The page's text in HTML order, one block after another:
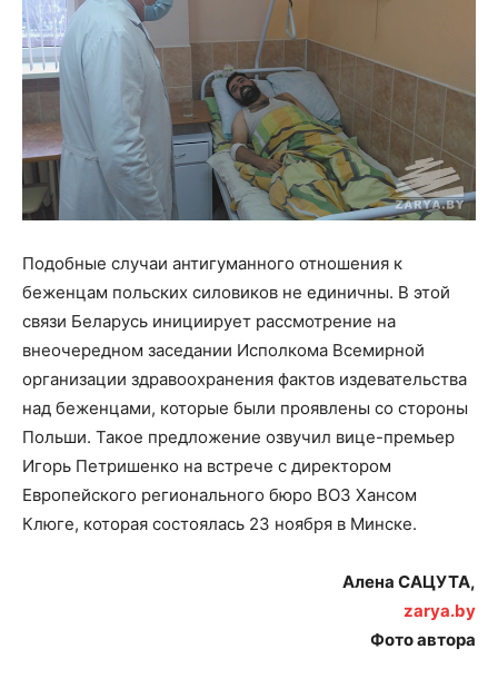
Подобные случаи антигуманного отношения к
беженцам польских силовиков не единичны. В этой
связи Беларусь инициирует рассмотрение на
внеочередном заседании Исполкома Всемирной
организации здравоохранения фактов издевательства
над беженцами, которые были проявлены со стороны
Польши. Такое предложение озвучил вице-премьер
Игорь Петришенко на встрече с директором
Европейского регионального бюро ВОЗ Хансом
Клюге, которая состоялась 23 ноября в Минске.
Алена САЦУТА,
zarya.by
Фото автора